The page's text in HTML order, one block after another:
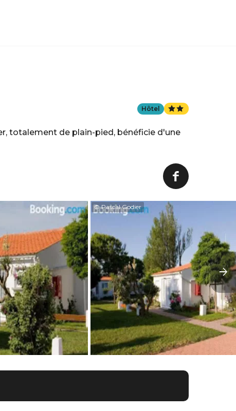
totalement de plain-pied, bénéficie d'une
Hôtel
© Pascal Godier